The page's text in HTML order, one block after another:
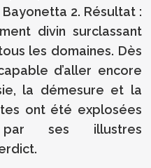
2. Résultat :
divin surclassant
les domaines. Dès
d’aller encore
la démesure et la
ont été explosées
par ses illustres